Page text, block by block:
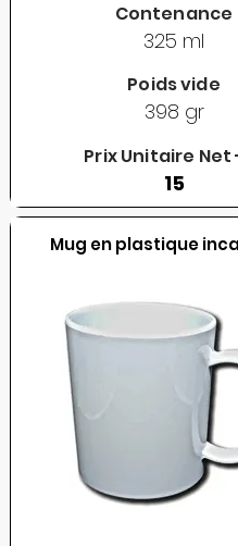
Contenance
325 ml
Poids vide
398 gr
Prix Unitaire
15
Mug en plastique